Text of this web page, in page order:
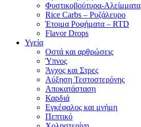
Φυστικοβούτυρα-Αλείμματα
Rice Carbs – Ρυζάλευρο
Έτοιμα Ροφήματα – RTD
Flavor Drops
Υγεία
Οστά και αρθρώσεις
Ύπνος
Άγχος και Στρες
Αύξηση Τεστοστερόνης
Αποκατάσταση
Καρδιά
Εγκέφαλος και μνήμη
Πεπτικό